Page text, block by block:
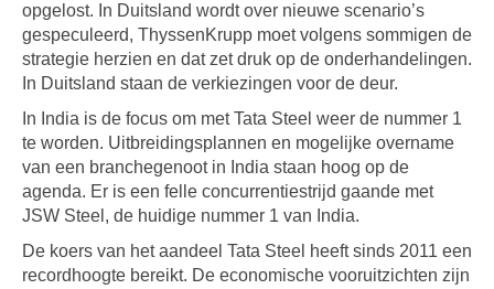
opgelost. In Duitsland wordt over nieuwe scenario’s
gespeculeerd, ThyssenKrupp moet volgens sommigen de
strategie herzien en dat zet druk op de onderhandelingen.
In Duitsland staan de verkiezingen voor de deur.
In India is de focus om met Tata Steel weer de nummer 1
te worden. Uitbreidingsplannen en mogelijke overname
van een branchegenoot in India staan hoog op de
agenda. Er is een felle concurrentiestrijd gaande met
JSW Steel, de huidige nummer 1 van India.
De koers van het aandeel Tata Steel heeft sinds 2011 een
recordhoogte bereikt. De economische vooruitzichten zijn